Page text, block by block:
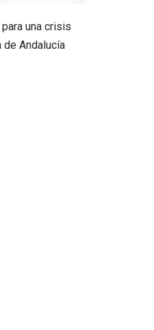
una crisis
de Andalucía